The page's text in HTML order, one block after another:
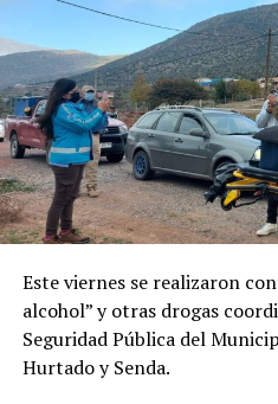
Este viernes se realizaron
alcohol” y otras drogas
Seguridad Pública del
Hurtado y Senda.